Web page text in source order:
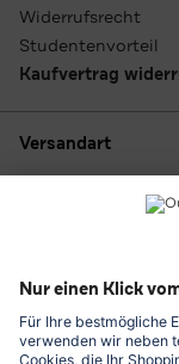
Widerrufsrecht
Studentenvorteil
Kaufvertrag
Versandart